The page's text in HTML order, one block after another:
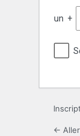
un +
←